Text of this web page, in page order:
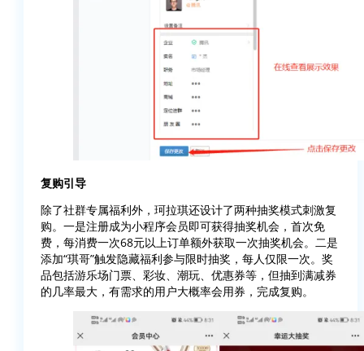
复购引导
除了社群专属福利外，珂拉琪还设计了两种抽奖模式刺激复
购。一是注册成为小程序会员即可获得抽奖机会，首次免
费，每消费一次68元以上订单额外获取一次抽奖机会。二是
添加“琪哥”触发隐藏福利参与限时抽奖，每人仅限一次。奖
品包括游乐场门票、彩妆、潮玩、优惠券等，但抽到满减券
的几率最大，有需求的用户大概率会用券，完成复购。